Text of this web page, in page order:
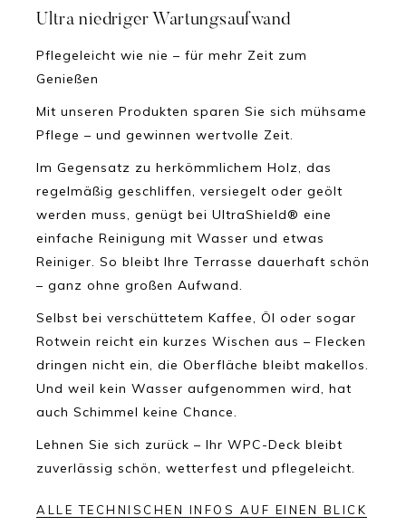
Ultra niedriger Wartungsaufwand
Pflegeleicht wie nie – für mehr Zeit zum
Genießen
Mit unseren Produkten sparen Sie sich mühsame
Pflege – und gewinnen wertvolle Zeit.
Im Gegensatz zu herkömmlichem Holz, das
regelmäßig geschliffen, versiegelt oder geölt
werden muss, genügt bei UltraShield® eine
einfache Reinigung mit Wasser und etwas
Reiniger. So bleibt Ihre Terrasse dauerhaft schön
– ganz ohne großen Aufwand.
Selbst bei verschüttetem Kaffee, Öl oder sogar
Rotwein reicht ein kurzes Wischen aus – Flecken
dringen nicht ein, die Oberfläche bleibt makellos.
Und weil kein Wasser aufgenommen wird, hat
auch Schimmel keine Chance.
Lehnen Sie sich zurück – Ihr WPC-Deck bleibt
zuverlässig schön, wetterfest und pflegeleicht.
ALLE TECHNISCHEN INFOS AUF EINEN BLICK